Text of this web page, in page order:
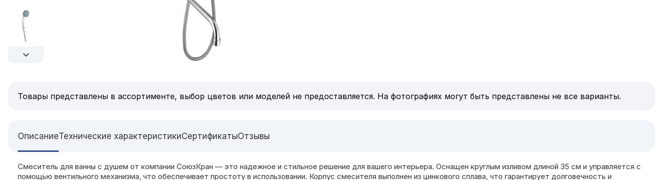
Товары представлены в ассортименте, выбор цветов или моделей не предоставляется. На фотографиях могут быть представлены не все варианты.
ОписаниеТехнические характеристикиСертификатыОтзывы
Смеситель для ванны с душем от компании СоюзКран — это надежное и стильное решение для вашего интерьера. Оснащен круглым изливом длиной 35 см и управляется с
помощью вентильного механизма, что обеспечивает простоту в использовании. Корпус смесителя выполнен из цинкового сплава, что гарантирует долговечность и